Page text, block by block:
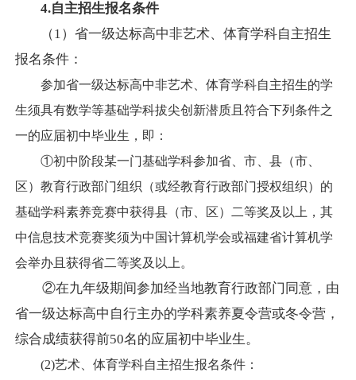
4.自主招生报名条件
（1）省一级达标高中非艺术、体育学科自主招生
报名条件：
参加省一级达标高中非艺术、体育学科自主招生的学
生须具有数学等基础学科拔尖创新潜质且符合下列条件之
一的应届初中毕业生，即：
①初中阶段某一门基础学科参加省、市、县（市、
区）教育行政部门组织（或经教育行政部门授权组织）的
基础学科素养竞赛中获得县（市、区）二等奖及以上，其
中信息技术竞赛奖须为中国计算机学会或福建省计算机学
会举办且获得省二等奖及以上。
②在九年级期间参加经当地教育行政部门同意，由
省一级达标高中自行主办的学科素养夏令营或冬令营，
综合成绩获得前50名的应届初中毕业生。
(2)艺术、体育学科自主招生报名条件：